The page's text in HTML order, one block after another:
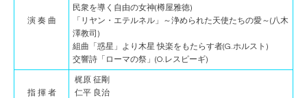
演 奏 曲
民衆を導く自由の女神(樽屋雅徳)
「リヤン・エテルネル」～浄められた天使たちの愛～(八木
澤教司)
組曲「惑星」より木星 快楽をもたらす者(G.ホルスト)
交響詩「ローマの祭」(O.レスピーギ)
指 揮 者
梶原 征剛
仁平 良治